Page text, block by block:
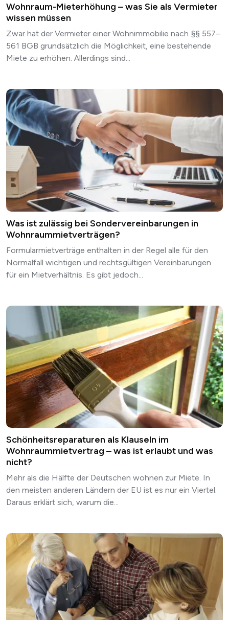
Wohnraum-Mieterhöhung – was Sie als Vermieter
wissen müssen
Zwar hat der Vermieter einer Wohnimmobilie nach §§ 557–
561 BGB grundsätzlich die Möglichkeit, eine bestehende
Miete zu erhöhen. Allerdings sind...
Was ist zulässig bei Sondervereinbarungen in
Wohnraummietverträgen?
Formularmietverträge enthalten in der Regel alle für den
Normalfall wichtigen und rechtsgültigen Vereinbarungen
für ein Mietverhältnis. Es gibt jedoch...
Schönheitsreparaturen als Klauseln im
Wohnraummietvertrag – was ist erlaubt und was
nicht?
Mehr als die Hälfte der Deutschen wohnen zur Miete. In
den meisten anderen Ländern der EU ist es nur ein Viertel.
Daraus erklärt sich, warum die...